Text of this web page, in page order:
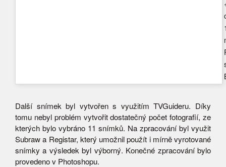
Další snímek byl vytvořen s využitím TVGuideru. Díky
tomu nebyl problém vytvořit dostatečný počet fotografií, ze
kterých bylo vybráno 11 snímků. Na zpracování byl využit
Subraw a Registar, který umožnil použít i mírně vyrotované
snímky a výsledek byl výborný. Konečné zpracování bylo
provedeno v Photoshopu.